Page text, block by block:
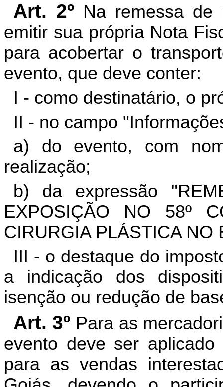
Art. 2º Na remessa de
emitir sua própria Nota
para acobertar o
evento, que deve conter:
I - como destinatário, o
II - no campo
a) do evento, com
realização;
b) da expressão
EXPOSIÇÃO NO 58º
CIRURGIA PLÁSTICA NO
III - o destaque do
a indicação dos
isenção ou redução de
Art. 3º Para as
evento deve ser
para as vendas